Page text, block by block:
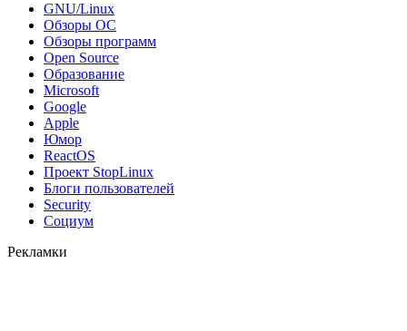
GNU/Linux
Обзоры ОС
Обзоры программ
Open Source
Образование
Microsoft
Google
Apple
Юмор
ReactOS
Проект StopLinux
Блоги пользователей
Security
Социум
Рекламки